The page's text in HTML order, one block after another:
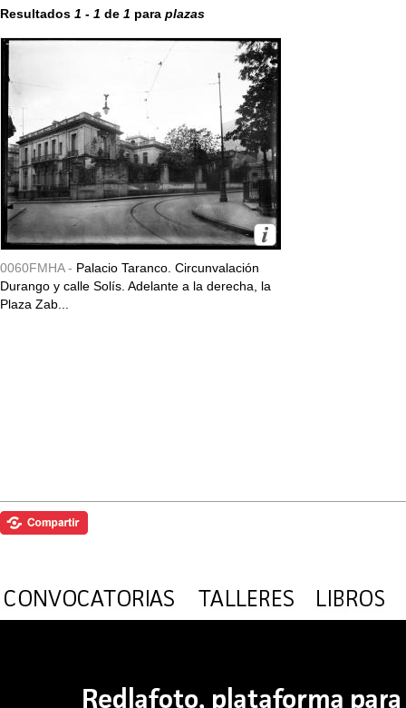
Resultados 1 - 1 de 1 para plazas
0060FMHA - Palacio Taranco. Circunvalación
Durango y calle Solís. Adelante a la derecha, la
Plaza Zab...